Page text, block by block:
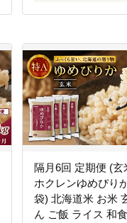
隔月6回 定期便 (玄
ホクレンゆめぴり
袋) 北海道米 お米
ん ご飯 ライス 和